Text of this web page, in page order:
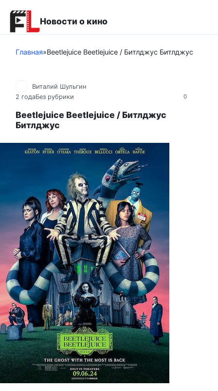
контенту
Новости о кино
Главная»Beetlejuice Beetlejuice / Битлджус Битлджус
0
Виталий Шульгин
2 годаБез рубрики
Beetlejuice Beetlejuice / Битлджус
Битлджус